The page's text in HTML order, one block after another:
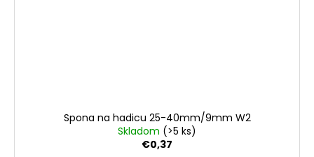
Spona na hadicu 25-40mm/9mm W2
Skladom (>5 ks)
€0,37